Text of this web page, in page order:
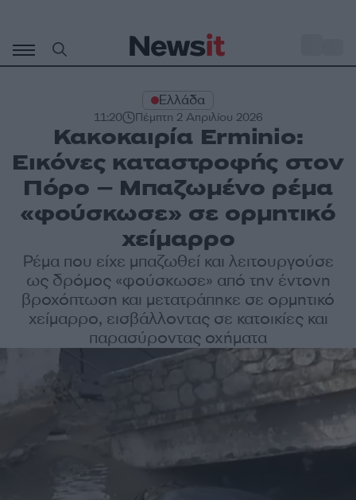
περιεχόμενο
Ελλάδα
11:20 Πέμπτη 2 Απριλίου 2026
Κακοκαιρία Erminio:
Εικόνες καταστροφής στον
Πόρο – Μπαζωμένο ρέμα
«φούσκωσε» σε ορμητικό
χείμαρρο
Ρέμα που είχε μπαζωθεί και λειτουργούσε
ως δρόμος «φούσκωσε» από την έντονη
βροχόπτωση και μετατράπηκε σε ορμητικό
χείμαρρο, εισβάλλοντας σε κατοικίες και
παρασύροντας οχήματα